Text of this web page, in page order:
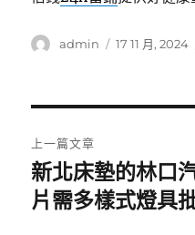
作
admin
發
17 11 月, 2024
章
導
上一篇文章
上
一
新北床墊的林口
片需多樣式燈具